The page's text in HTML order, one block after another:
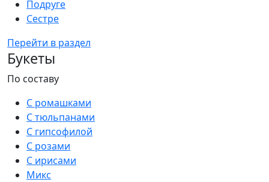
Подруге
Сестре
Перейти в раздел
Букеты
По составу
С ромашками
С тюльпанами
С гипсофилой
С розами
С ирисами
Микс